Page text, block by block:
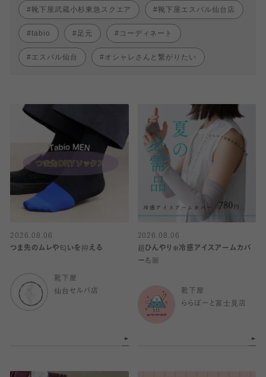
靴下屋武蔵小杉東急スクエア 靴下屋エスパル仙台店
tabio 足元 コーディネート
エスパル仙台 オシャレさんと繋がりたい
2026.08.06
つま先のムレや匂いを抑える
靴下屋
仙台セルバ店
2026.08.06
超ひんやり❄️冷感アイスアームカバ
ー💪🏼
靴下屋
ららぽーと富士見店